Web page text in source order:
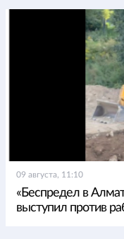
09 августа, 11:10
«Беспредел в
выступил против